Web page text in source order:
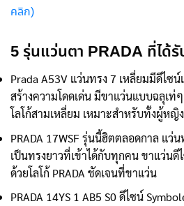
คลิก)
5 รุ่นแว่นตา PRADA ที่ได้
Prada A53V แว่นทรง 7 เหลี่ยมมีดีไซ
สร้างความโดดเด่น มีขาแว่นแบบฉลุเท่
โลโก้สามเหลี่ยม เหมาะสำหรับทั้งผู้หญิ
PRADA 17WSF รุ่นนี้ฮิตตลอดกาล แว่
เป็นทรงยาวที่เข้าได้กับทุกคน ขาแว่นดี
ด้วยโลโก้ PRADA ชัดเจนที่ขาแว่น
PRADA 14YS 1 AB5 S0 ดีไซน์